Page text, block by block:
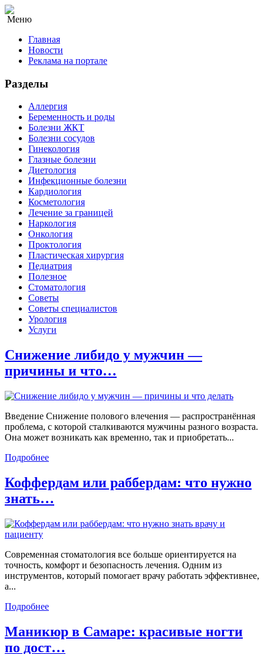
Меню
Главная
Новости
Реклама на портале
Разделы
Аллергия
Беременность и роды
Болезни ЖКТ
Болезни сосудов
Гинекология
Глазные болезни
Диетология
Инфекционные болезни
Кардиология
Косметология
Лечение за границей
Наркология
Онкология
Проктология
Пластическая хирургия
Педиатрия
Полезное
Стоматология
Советы
Советы специалистов
Урология
Услуги
Снижение либидо у мужчин —
причины и что…
Введение Снижение полового влечения — распространённая
проблема, с которой сталкиваются мужчины разного возраста.
Она может возникать как временно, так и приобретать...
Подробнее
Коффердам или раббердам: что нужно
знать…
Современная стоматология все больше ориентируется на
точность, комфорт и безопасность лечения. Одним из
инструментов, который помогает врачу работать эффективнее,
а...
Подробнее
Маникюр в Самаре: красивые ногти
по дост…